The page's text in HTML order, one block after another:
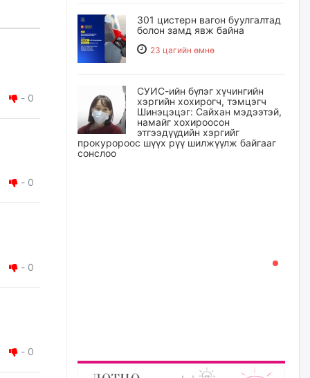
- 0
- 0
- 0
- 0
301 цистерн вагон буулгалтад
болон замд явж байна
23 цагийн өмнө
СУИС-ийн бүлэг хүчингийн
хэргийн хохирогч, тэмцэгч
Шинэцэцэг: Сайхан мэдээтэй,
намайг хохироосон
этгээдүүдийн хэргийг
прокуророос шүүх рүү шилжүүлж байгааг
сонслоо